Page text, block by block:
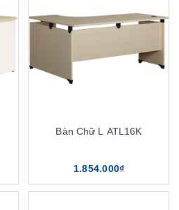
Bàn Chữ L ATL16K
1.854.000₫